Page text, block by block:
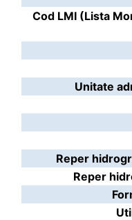
Cod LMI (Lista
Unitate
Reper
Reper